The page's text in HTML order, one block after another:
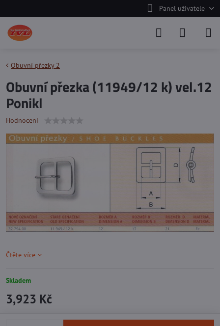
Panel uživatele
Obuvní přezky 2
Obuvní přezka (11949/12 k) vel.12
Ponikl
Hodnocení
Čtěte více
Skladem
3,923 Kč